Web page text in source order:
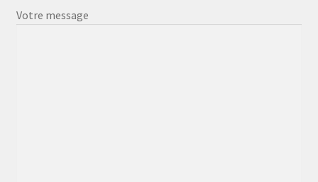
Votre message